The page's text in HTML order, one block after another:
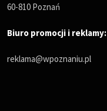
60-810 Poznań
Biuro promocji i reklamy:
reklama@wpoznaniu.pl